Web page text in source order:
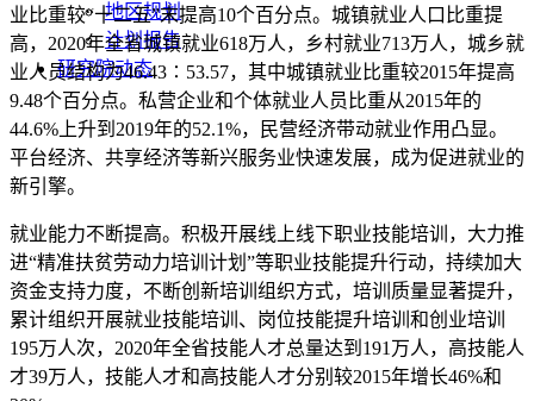
地区规划
计划报告
研究院动态
业比重较“十二五”末提高10个百分点。城镇就业人口比重提
高，2020年全省城镇就业618万人，乡村就业713万人，城乡就
业人员结构为46.43∶53.57，其中城镇就业比重较2015年提高
9.48个百分点。私营企业和个体就业人员比重从2015年的
44.6%上升到2019年的52.1%，民营经济带动就业作用凸显。
平台经济、共享经济等新兴服务业快速发展，成为促进就业的
新引擎。
就业能力不断提高。积极开展线上线下职业技能培训，大力推
进“精准扶贫劳动力培训计划”等职业技能提升行动，持续加大
资金支持力度，不断创新培训组织方式，培训质量显著提升，
累计组织开展就业技能培训、岗位技能提升培训和创业培训
195万人次，2020年全省技能人才总量达到191万人，高技能人
才39万人，技能人才和高技能人才分别较2015年增长46%和